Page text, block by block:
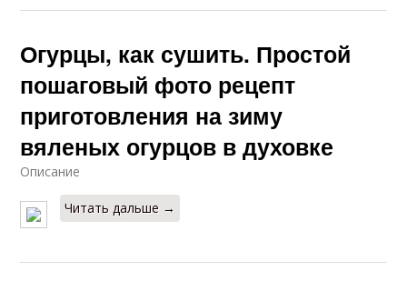
Огурцы, как сушить. Простой
пошаговый фото рецепт
приготовления на зиму
вяленых огурцов в духовке
Описание
Читать дальше →